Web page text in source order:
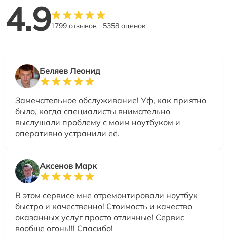
4.91799 отзывов 5358 оценок
Беляев Леонид
Замечательное обслуживание! Уф, как приятно
было, когда специалисты внимательно
выслушали проблему с моим ноутбуком и
оперативно устранили её.
Аксенов Марк
В этом сервисе мне отремонтировали ноутбук
быстро и качественно! Стоимость и качество
оказанных услуг просто отличные! Сервис
вообще огонь!!! Спасибо!